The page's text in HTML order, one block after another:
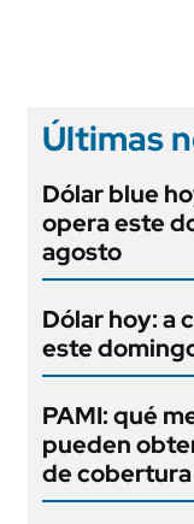
Últimas
Dólar blue
opera este
agosto
Dólar hoy: a
este
PAMI: qué
pueden
de